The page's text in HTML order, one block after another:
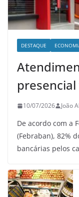
DESTAQUE
10/07/2026 João
De acordo com a
(Febraban), 82%
bancárias pelos